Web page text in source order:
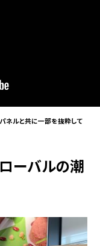
ネルと共に一部を抜粋して
ーバルの潮